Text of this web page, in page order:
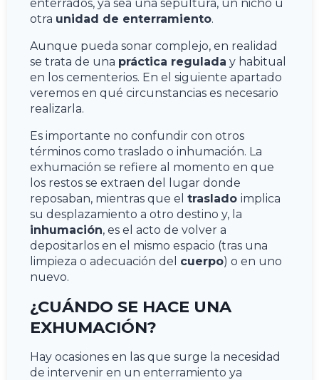
enterrados, ya sea una sepultura, un nicho u
otra unidad de enterramiento.
Aunque pueda sonar complejo, en realidad
se trata de una práctica regulada y habitual
en los cementerios. En el siguiente apartado
veremos en qué circunstancias es necesario
realizarla.
Es importante no confundir con otros
términos como traslado o inhumación. La
exhumación se refiere al momento en que
los restos se extraen del lugar donde
reposaban, mientras que el traslado implica
su desplazamiento a otro destino y, la
inhumación, es el acto de volver a
depositarlos en el mismo espacio (tras una
limpieza o adecuación del cuerpo) o en uno
nuevo.
¿CUÁNDO SE HACE UNA
EXHUMACIÓN?
Hay ocasiones en las que surge la necesidad
de intervenir en un enterramiento ya